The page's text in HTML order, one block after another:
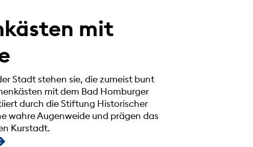
mit
Stadt stehen sie, die zumeist bunt
mit dem Bad Homburger
durch die Stiftung Historischer
wahre Augenweide und prägen das
Kurstadt.